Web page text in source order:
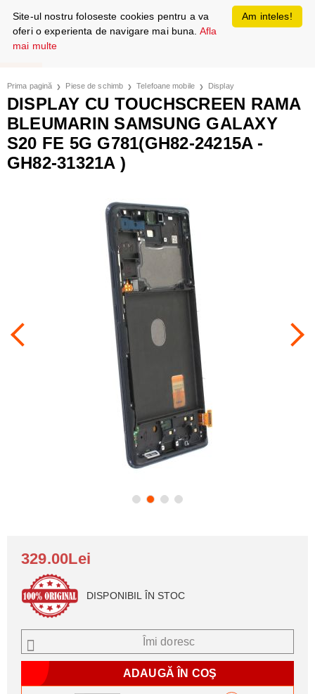
Prima pagină Piese de schimb Telefoane mobile Display
DISPLAY CU TOUCHSCREEN RAMA
BLEUMARIN SAMSUNG GALAXY
S20 FE 5G G781(GH82-24215A -
GH82-31321A )
329.00Lei
DISPONIBIL ÎN STOC
Îmi doresc
Am inteles!
Site-ul nostru foloseste cookies pentru a va
oferi o experienta de navigare mai buna. Afla
mai multe